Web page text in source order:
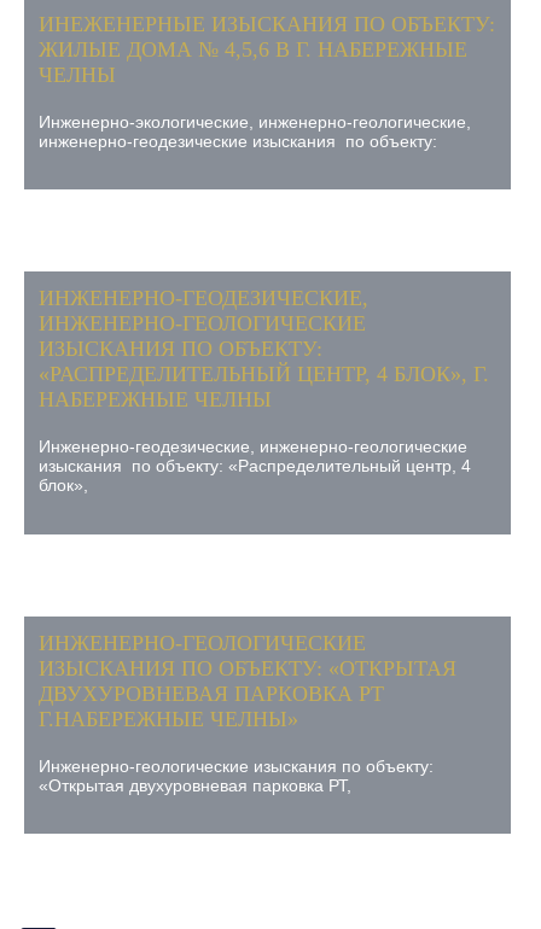
ИНЕЖЕНЕРНЫЕ ИЗЫСКАНИЯ ПО ОБЪЕКТУ:
ЖИЛЫЕ ДОМА № 4,5,6 В Г. НАБЕРЕЖНЫЕ
ЧЕЛНЫ
Инженерно-экологические, инженерно-геологические,
инженерно-геодезические изыскания по объекту:
ИНЖЕНЕРНО-ГЕОДЕЗИЧЕСКИЕ,
ИНЖЕНЕРНО-ГЕОЛОГИЧЕСКИЕ
ИЗЫСКАНИЯ ПО ОБЪЕКТУ:
«РАСПРЕДЕЛИТЕЛЬНЫЙ ЦЕНТР, 4 БЛОК», Г.
НАБЕРЕЖНЫЕ ЧЕЛНЫ
Инженерно-геодезические, инженерно-геологические
изыскания по объекту: «Распределительный центр, 4
блок»,
ИНЖЕНЕРНО-ГЕОЛОГИЧЕСКИЕ
ИЗЫСКАНИЯ ПО ОБЪЕКТУ: «ОТКРЫТАЯ
ДВУХУРОВНЕВАЯ ПАРКОВКА РТ
Г.НАБЕРЕЖНЫЕ ЧЕЛНЫ»
Инженерно-геологические изыскания по объекту:
«Открытая двухуровневая парковка РТ,